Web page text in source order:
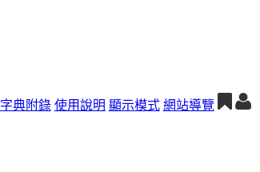
字典附錄 使用說明 顯示模式 網站導覽